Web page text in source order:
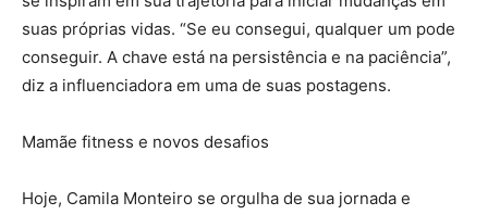
suas próprias vidas. “Se eu consegui, qualquer um pode
conseguir. A chave está na persistência e na paciência”,
diz a influenciadora em uma de suas postagens.
Mamãe fitness e novos desafios
Hoje, Camila Monteiro se orgulha de sua jornada e